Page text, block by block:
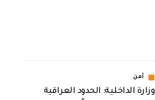
أمن
وزارة الداخلية: الحدود العراقية